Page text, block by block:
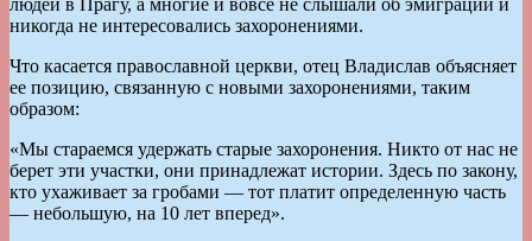
никогда не интересовались захоронениями.
Что касается православной церкви, отец Владислав объясняет
ее позицию, связанную с новыми захоронениями, таким
образом:
«Мы стараемся удержать старые захоронения. Никто от нас не
берет эти участки, они принадлежат истории. Здесь по закону,
кто ухаживает за гробами — тот платит определенную часть
— небольшую, на 10 лет вперед».